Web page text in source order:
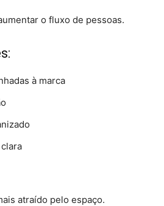
o fluxo de pessoas.
à marca
atraído pelo espaço.